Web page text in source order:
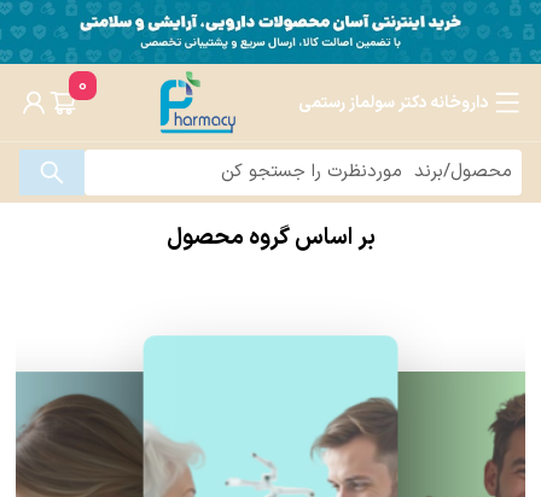
داروخانه دکتر سولماز رستمی
0
بر اساس گروه محصول